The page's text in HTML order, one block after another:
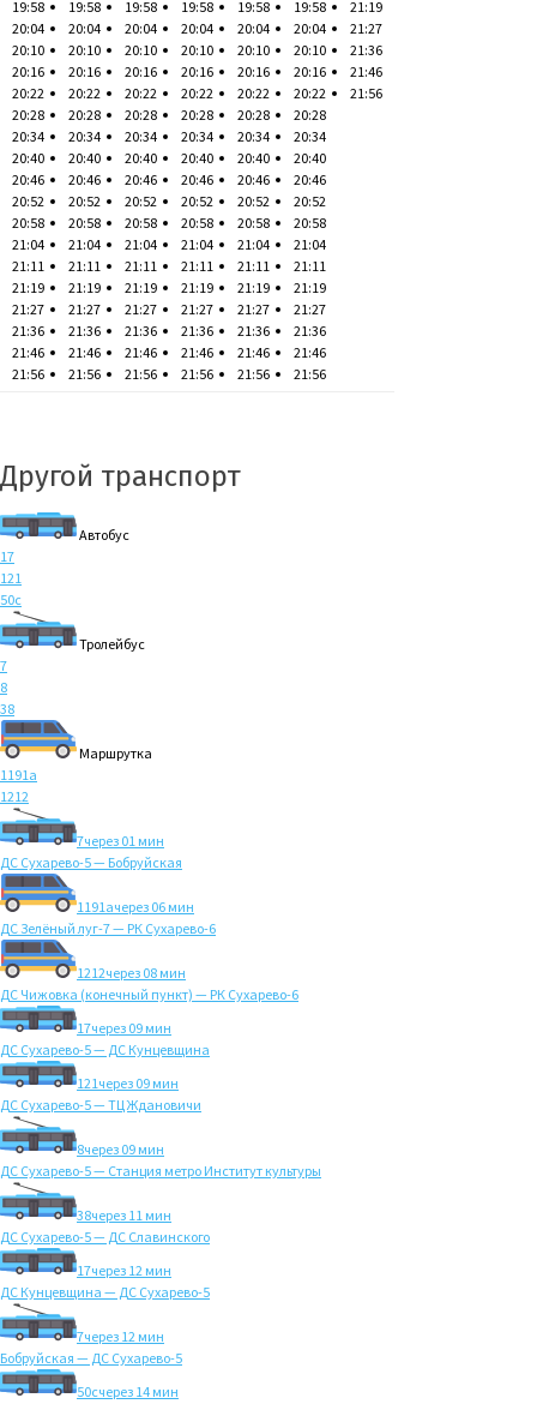
19:58
20:04
20:10
20:16
20:22
20:28
20:34
20:40
20:46
20:52
20:58
21:04
21:11
21:19
21:27
21:36
21:46
21:56
19:58
20:04
20:10
20:16
20:22
20:28
20:34
20:40
20:46
20:52
20:58
21:04
21:11
21:19
21:27
21:36
21:46
21:56
19:58
20:04
20:10
20:16
20:22
20:28
20:34
20:40
20:46
20:52
20:58
21:04
21:11
21:19
21:27
21:36
21:46
21:56
19:58
20:04
20:10
20:16
20:22
20:28
20:34
20:40
20:46
20:52
20:58
21:04
21:11
21:19
21:27
21:36
21:46
21:56
19:58
20:04
20:10
20:16
20:22
20:28
20:34
20:40
20:46
20:52
20:58
21:04
21:11
21:19
21:27
21:36
21:46
21:56
19:58
20:04
20:10
20:16
20:22
20:28
20:34
20:40
20:46
20:52
20:58
21:04
21:11
21:19
21:27
21:36
21:46
21:56
21:19
21:27
21:36
21:46
21:56
Другой транспорт
Автобус
17
121
50с
Тролейбус
7
8
38
Маршрутка
1191а
1212
7через 01 мин
ДС Сухарево-5 — Бобруйская
1191ачерез 06 мин
ДС Зелёный луг-7 — РК Сухарево-6
1212через 08 мин
ДС Чижовка (конечный пункт) — РК Сухарево-6
17через 09 мин
ДС Сухарево-5 — ДС Кунцевщина
121через 09 мин
ДС Сухарево-5 — ТЦ Ждановичи
8через 09 мин
ДС Сухарево-5 — Станция метро Институт культуры
38через 11 мин
ДС Сухарево-5 — ДС Славинского
17через 12 мин
ДС Кунцевщина — ДС Сухарево-5
7через 12 мин
Бобруйская — ДС Сухарево-5
50счерез 14 мин